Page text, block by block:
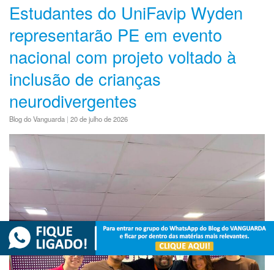
Estudantes do UniFavip Wyden
representarão PE em evento
nacional com projeto voltado à
inclusão de crianças
neurodivergentes
Blog do Vanguarda | 20 de julho de 2026